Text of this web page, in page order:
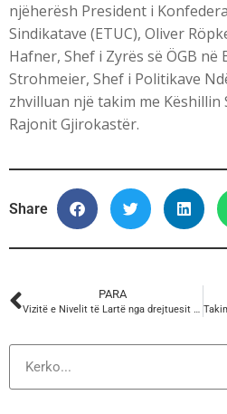
njëherësh President i
Sindikatave (ETUC), Oliver
Hafner, Shef i Zyrës së ÖGB në
Strohmeier, Shef i Politikave
zhvilluan një takim me Këshillin
Rajonit Gjirokastër.
Share
PARA
Vizitë e Nivelit të Lartë nga drejtuesit e Konfederatës së Sindikatave të Austrisë “ÖGB” në Zyrat Qëndrore të KSSH-së.